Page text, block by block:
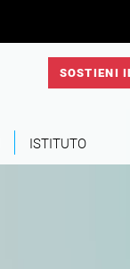
SOSTIENI
ISTITUTO